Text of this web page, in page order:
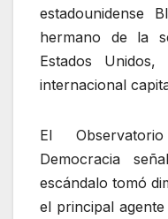
estadounidense
hermano de la
Estados
internacional
El
Democracia
escándalo tomó
el principal